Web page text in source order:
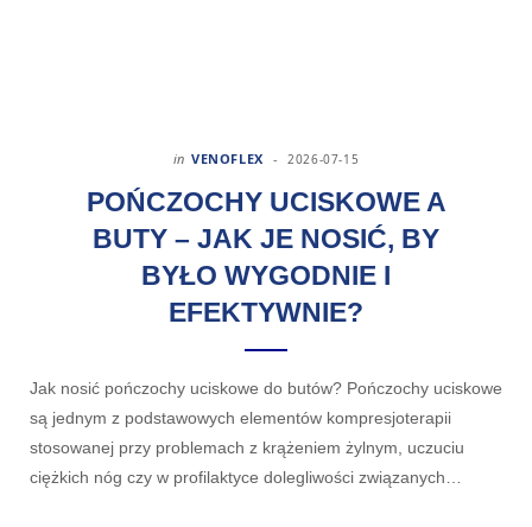
in VENOFLEX 2026-07-15
POŃCZOCHY UCISKOWE A
BUTY – JAK JE NOSIĆ, BY
BYŁO WYGODNIE I
EFEKTYWNIE?
Jak nosić pończochy uciskowe do butów? Pończochy uciskowe
są jednym z podstawowych elementów kompresjoterapii
stosowanej przy problemach z krążeniem żylnym, uczuciu
ciężkich nóg czy w profilaktyce dolegliwości związanych…